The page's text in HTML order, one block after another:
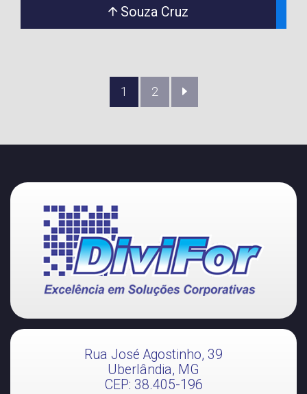
Souza Cruz
1 (current)
2
Rua José Agostinho, 39
Uberlândia, MG
CEP: 38.405-196